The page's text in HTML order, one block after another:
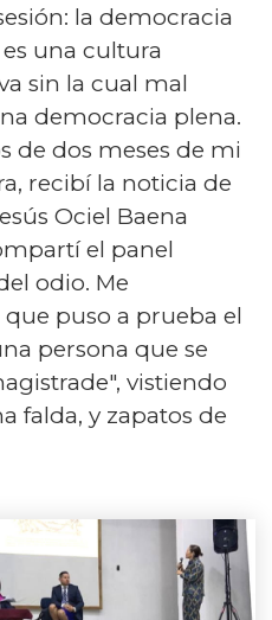
la democracia
una cultura
sin la cual mal
democracia plena.
de dos meses de mi
recibí la noticia de
Ociel Baena
el panel
odio. Me
puso a prueba el
persona que se
vistiendo
falda, y zapatos de